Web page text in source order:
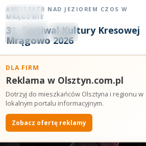
08 SIE 18:30
AMFITEATR NAD JEZIOREM CZOS W
MRĄGOWIE
31. Festiwal Kultury Kresowej
Mrągowo 2026
DLA FIRM
Reklama w Olsztyn.com.pl
Dotrzyj do mieszkańców Olsztyna i regionu w
lokalnym portalu informacyjnym.
Zobacz ofertę reklamy